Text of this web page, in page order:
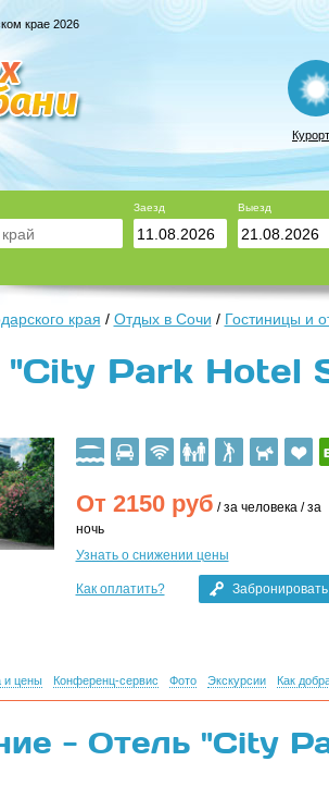
крае 2026
Заезд Выезд
края / Отдых в Сочи / Гостиницы и
Park Hotel
От 2150руб / за человека / за
ночь
Узнать о снижении цены
Как оплатить? Забронировать
и цены Конференц-сервис Фото Экскурсии Как
- Отель "City